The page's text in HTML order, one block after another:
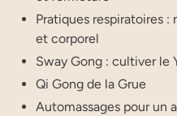
Pratiques respiratoires
et corporel
Sway Gong : cultiver le
Qi Gong de la Grue
Automassages pour un